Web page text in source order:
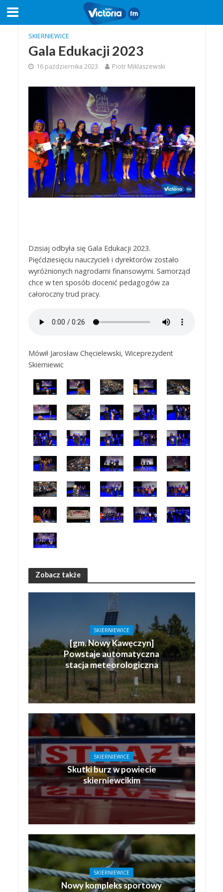
SKIERNIEWICE
Gala Edukacji 2023
16 października 2023 Piotr Miklaszewski
Dzisiaj odbyła się Gala Edukacji 2023.
Pięćdziesięciu nauczycieli i dyrektorów zostało
wyróżnionych nagrodami finansowymi. Samorząd
chce w ten sposób docenić pedagogów za
całoroczny trud pracy.
Mówił Jarosław Chęcielewski, Wiceprezydent
Skierniewic
Zobacz także
SKIERNIEWICE
[gm. Nowy Kawęczyn]
Powstaje automatyczna
stacja meteorologiczna
SKIERNIEWICE
Skutki burz w powiecie
skierniewcikim
SKIERNIEWICE
Nowy kompleks sportowy